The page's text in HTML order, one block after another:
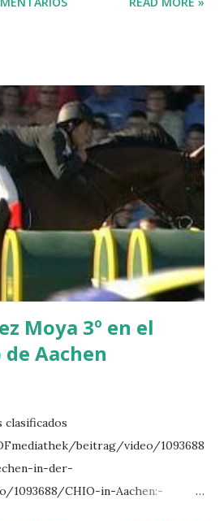
M WHITAKER 8 SILVANA DU
-VOORN 6 QUERLYBET
CHROI - O’BRIEN 8 CARMENA Z -
-RAMZY AL DUHAMI 10
3 triple 1 LATE NIGHT -LEVY 2 K
3 QUICK STUDY - HOUGH 4
5 L’ESPOIR -GULLIKSEN 6
7 WISCONSIN 111 -MOYA 8
HERALD –CORDON 10 SELDANA
Vuelta Triunfal... el ganador
vuelta de honor
Moya 3º en el
Aachen
beitrag/video/1093688
in-der-
CHIO-in-Aachen:-